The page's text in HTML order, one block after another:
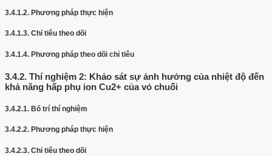
3.4.1.2. Phương pháp thực hiện
3.4.1.3. Chỉ tiêu theo dõi
3.4.1.4. Phương pháp theo dõi chỉ tiêu
3.4.2. Thí nghiệm 2: Khảo sát sự ảnh hưởng của nhiệt độ đến
khả năng hấp phụ ion Cu2+ của vỏ chuối
3.4.2.1. Bố trí thí nghiệm
3.4.2.2. Phương pháp thực hiện
3.4.2.3. Chỉ tiêu theo dõi